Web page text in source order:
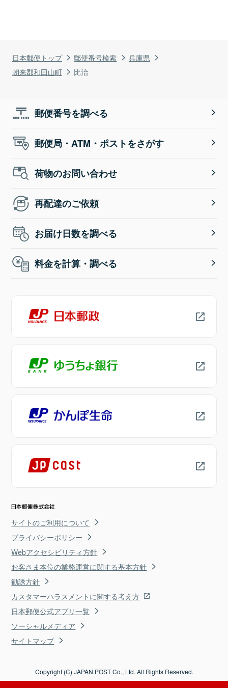
日本郵便トップ 郵便番号検索
兵庫県
朝来郡和田山町
比治
郵便番号を調べる
郵便局・ATM・ポストをさがす
荷物のお問い合わせ
再配達のご依頼
お届け日数を調べる
料金を計算・調べる
サイトのご利用について
プライバシーポリシー
Webアクセシビリティ方針
お客さま本位の業務運営に関する基本方針
勧誘方針
カスタマーハラスメントに関する考え方
日本郵便公式アプリ一覧
ソーシャルメディア
サイトマップ
Copyright (C) JAPAN POST Co., Ltd. All Rights Reserved.